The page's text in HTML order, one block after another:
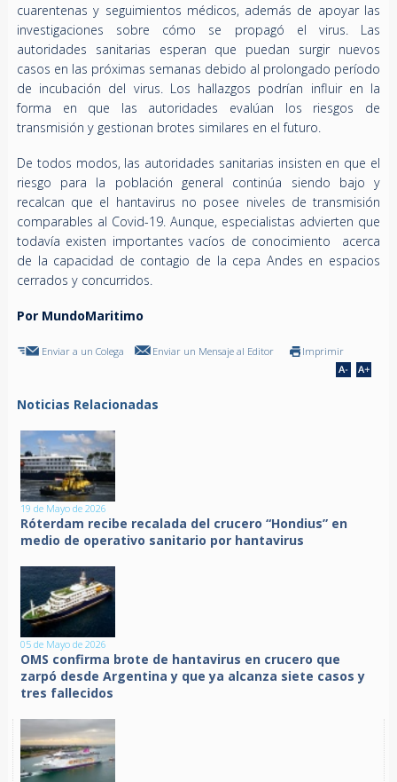
cuarentenas y seguimientos médicos, además de apoyar las
investigaciones sobre cómo se propagó el virus. Las
autoridades sanitarias esperan que puedan surgir nuevos
casos en las próximas semanas debido al prolongado período
de incubación del virus. Los hallazgos podrían influir en la
forma en que las autoridades evalúan los riesgos de
transmisión y gestionan brotes similares en el futuro.
De todos modos, las autoridades sanitarias insisten en que el
riesgo para la población general continúa siendo bajo y
recalcan que el hantavirus no posee niveles de transmisión
comparables al Covid-19. Aunque, especialistas advierten que
todavía existen importantes vacíos de conocimiento acerca
de la capacidad de contagio de la cepa Andes en espacios
cerrados y concurridos.
Por MundoMaritimo
Enviar a un Colega Enviar un Mensaje al Editor Imprimir
Noticias Relacionadas
19 de Mayo de 2026
Róterdam recibe recalada del crucero “Hondius” en
medio de operativo sanitario por hantavirus
05 de Mayo de 2026
OMS confirma brote de hantavirus en crucero que
zarpó desde Argentina y que ya alcanza siete casos y
tres fallecidos